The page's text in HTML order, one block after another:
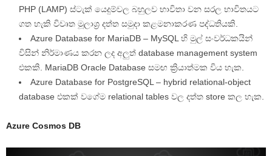
PHP (LAMP) ස්ටැක් යෙදුම්වල බහුලව භාවිතා වන සරල භාවිතයට
ගත හැකි විවෘත මූලාශ්‍ර දත්ත සමුදා කළමනාකරණ පද්ධතියකි.
Azure Database for MariaDB – MySQL හි මුල් සංවර්ධකයින්
විසින් නිර්මාණය කරන ලද අලුත් database management system
එකකි. MariaDB Oracle Database සමඟ ක්‍රියාත්මක විය හැක.
Azure Database for PostgreSQL – hybrid relational-object
database එකක් වගේම relational tables වල දත්ත store කල හැක.
Azure Cosmos DB